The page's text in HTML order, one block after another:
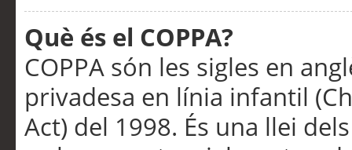
Què és el COPPA?
COPPA són les sigles en
privadesa en línia infantil
Act) del 1998. És una llei